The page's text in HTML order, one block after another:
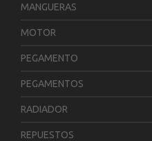
MANGUERAS
MOTOR
PEGAMENTO
PEGAMENTOS
RADIADOR
REPUESTOS